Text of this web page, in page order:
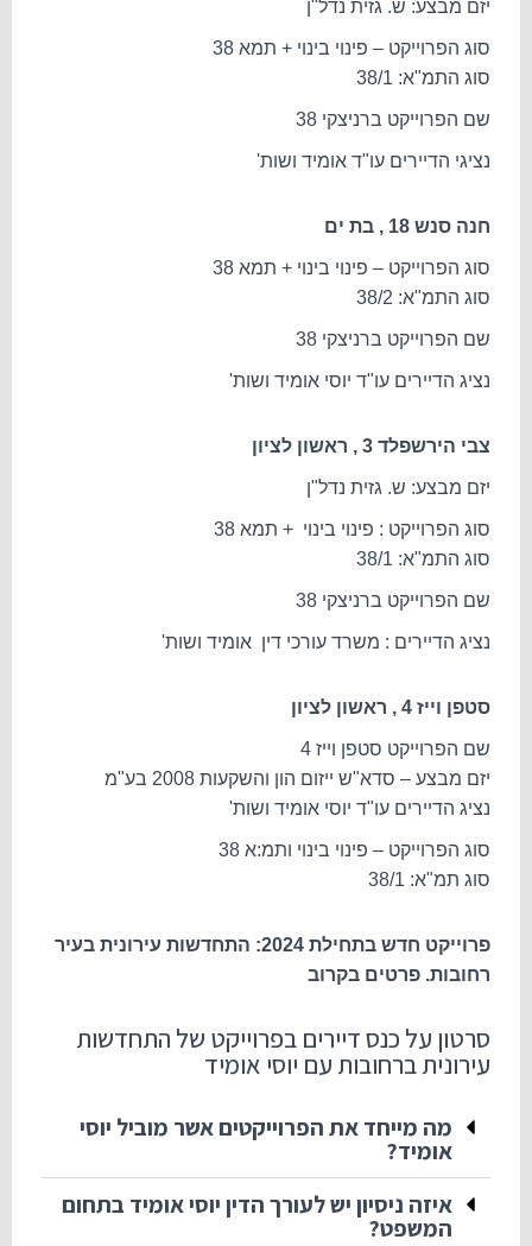
יזם מבצע: ש. גזית נדל"ן
סוג הפרוייקט – פינוי בינוי + תמא 38
סוג התמ"א: 38/1
שם הפרוייקט ברניצקי 38
נציגי הדיירים עו"ד אומיד ושות'
חנה סנש 18 , בת ים
סוג הפרוייקט – פינוי בינוי + תמא 38
סוג התמ"א: 38/2
שם הפרוייקט ברניצקי 38
נציג הדיירים עו"ד יוסי אומיד ושות'
צבי הירשפלד 3 , ראשון לציון
יזם מבצע: ש. גזית נדל"ן
סוג הפרוייקט : פינוי בינוי + תמא 38
סוג התמ"א: 38/1
שם הפרוייקט ברניצקי 38
נציג הדיירים : משרד עורכי דין אומיד ושות'
סטפן וייז 4 , ראשון לציון
שם הפרוייקט סטפן וייז 4
יזם מבצע – סדא"ש ייזום הון והשקעות 2008 בע"מ
נציג הדיירים עו"ד יוסי אומיד ושות'
סוג הפרוייקט – פינוי בינוי ותמ:א 38
סוג תמ"א: 38/1
פרוייקט חדש בתחילת 2024: התחדשות עירונית בעיר
רחובות. פרטים בקרוב
סרטון על כנס דיירים בפרוייקט של התחדשות
עירונית ברחובות עם יוסי אומיד
מה מייחד את הפרוייקטים אשר מוביל יוסי
אומיד?
איזה ניסיון יש לעורך הדין יוסי אומיד בתחום
המשפט?